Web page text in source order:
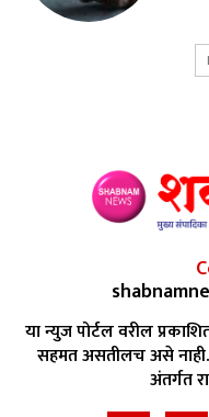
या न्युज पोर्टल वरील
सहमत असतीलच असे नाही.
अंतर्गत